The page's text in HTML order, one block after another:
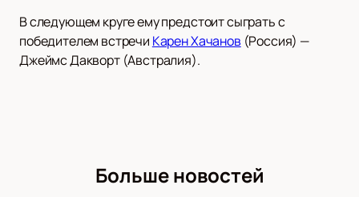
В следующем круге ему предстоит сыграть с
победителем встречи Карен Хачанов (Россия) —
Джеймс Дакворт (Австралия).
Больше новостей